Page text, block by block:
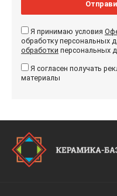
Я принимаю условия
обработку персональных
обработки персональных
Я согласен получать
материалы